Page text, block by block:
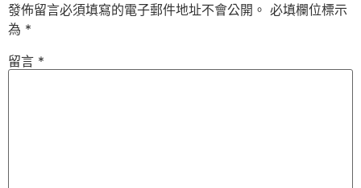
發佈留言必須填寫的電子郵件地址不會公開。 必填欄位標示
為 *
留言 *